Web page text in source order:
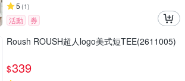
5 (1)
活動 券
Roush ROUSH超人logo美式短TEE(2611005)
$339